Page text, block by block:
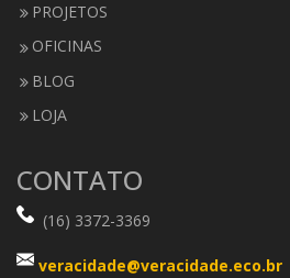
PROJETOS
OFICINAS
BLOG
LOJA
CONTATO
(16) 3372-3369
veracidade@veracidade.eco.br